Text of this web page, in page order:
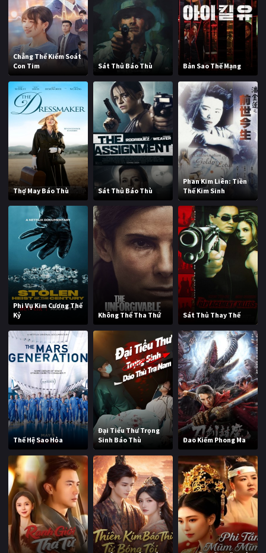
Chẳng Thể Kiểm Soát
Con Tim
Sát Thủ Báo Thù Bản Sao Thế Mạng
Thợ May Báo Thù Sát Thủ Báo Thù
Phan Kim Liên: Tiền
Thế Kim Sinh
Phi Vụ Kim Cương Thế
Kỷ
Không Thể Tha Thứ Sát Thủ Thay Thế
Thế Hệ Sao Hỏa
Đại Tiểu Thư Trọng
Sinh Báo Thù
Đao Kiếm Phong Ma